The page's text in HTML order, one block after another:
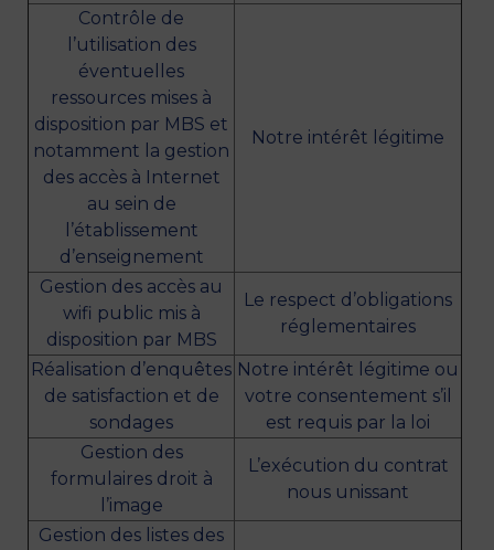
Contrôle de
l’utilisation des
éventuelles
ressources mises à
disposition par MBS et
notamment la gestion
des accès à Internet
au sein de
l’établissement
d’enseignement
Notre intérêt légitime
Gestion des accès au
wifi public mis à
disposition par MBS
Le respect d’obligations
réglementaires
Réalisation d’enquêtes
de satisfaction et de
sondages
Notre intérêt légitime ou
votre consentement s’il
est requis par la loi
Gestion des
formulaires droit à
l’image
L’exécution du contrat
nous unissant
Gestion des listes des